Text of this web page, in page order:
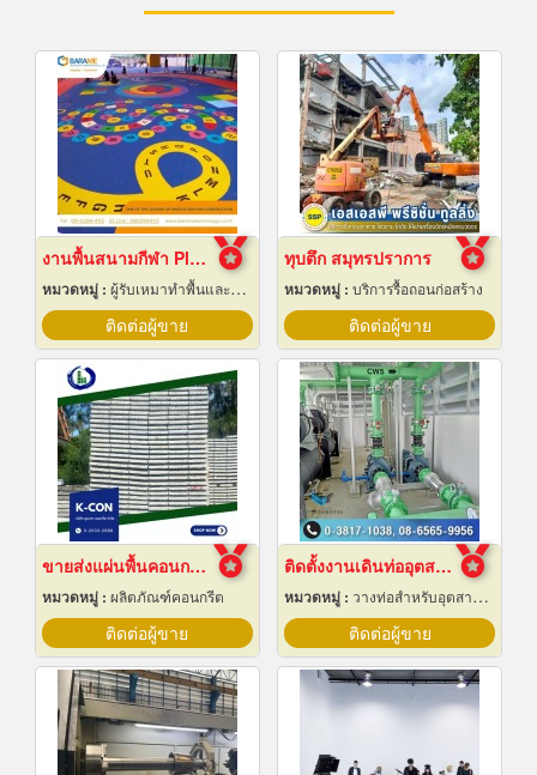
งานพื้นสนามกีฬา Play Ground EPDM สนามเด็กเล่น
หมวดหมู่ : ผู้รับเหมาทำพื้นและทางเดิน
ติดต่อผู้ขาย
ทุบตึก สมุทรปราการ
หมวดหมู่ : บริการรื้อถอนก่อสร้าง
ติดต่อผู้ขาย
ขายส่งแผ่นพื้นคอนกรีต สมุทรปราการ
หมวดหมู่ : ผลิตภัณฑ์คอนกรีต
ติดต่อผู้ขาย
ติดตั้งงานเดินท่ออุตสาหกรรม
หมวดหมู่ : วางท่อสำหรับอุตสาหกรรมท่อ
ติดต่อผู้ขาย